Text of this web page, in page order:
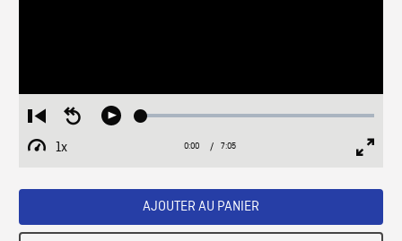
Restart
from
beginning
Seek
Play Loaded:
1x
Playback
Current
0:00 / Duration
7:05
AJOUTER AU PANIER